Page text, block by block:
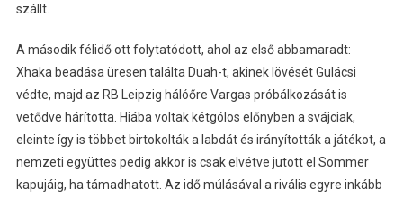
szállt.
A második félidő ott folytatódott, ahol az első abbamaradt:
Xhaka beadása üresen találta Duah-t, akinek lövését Gulácsi
védte, majd az RB Leipzig hálóőre Vargas próbálkozását is
vetődve hárította. Hiába voltak kétgólos előnyben a svájciak,
eleinte így is többet birtokolták a labdát és irányították a játékot, a
nemzeti együttes pedig akkor is csak elvétve jutott el Sommer
kapujáig, ha támadhatott. Az idő múlásával a rivális egyre inkább